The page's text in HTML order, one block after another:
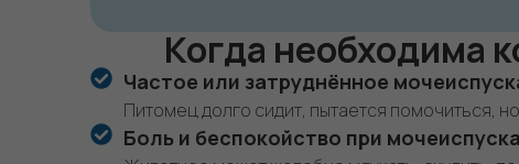
Когда необходима
Частое или затруднённое
Питомец долго сидит, пытается помочиться,
Боль и беспокойство при